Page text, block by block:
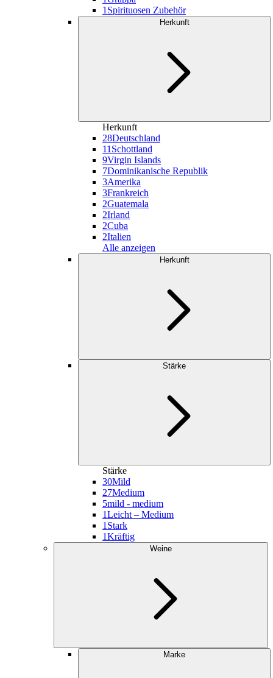
1 Spirituosen Zubehör
Herkunft
Herkunft
28Deutschland
11 Schottland
9Virgin Islands
7Dominikanische Republik
3Amerika
3Frankreich
2Guatemala
2Irland
2Cuba
2Italien
Alle anzeigen
Herkunft
Stärke
Stärke
30Mild
27Medium
5mild - medium
1Leicht – Medium
1 Stark
1Kräftig
Weine
Marke